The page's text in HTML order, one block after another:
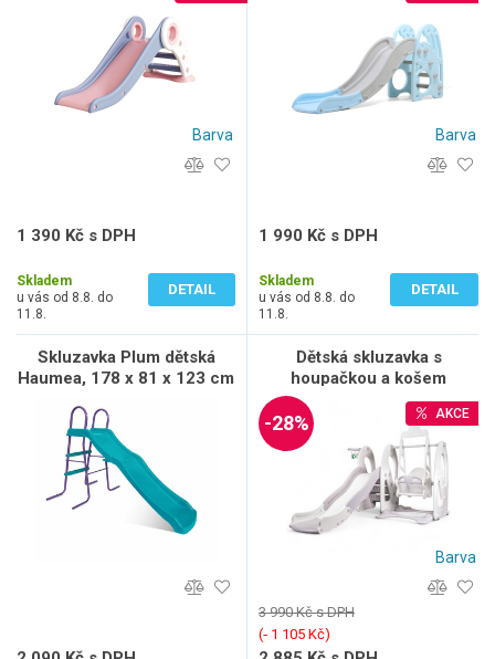
Barva
1 390 Kč s DPH
Skladem
u vás od 8.8. do
11.8.
DETAIL
Barva
1 990 Kč s DPH
Skladem
u vás od 8.8. do
11.8.
DETAIL
Skluzavka Plum dětská
Haumea, 178 x 81 x 123 cm
Dětská skluzavka s
houpačkou a košem
inSPORTline Nebelino
AKCE
-28%
Barva
3 990 Kč s DPH
(‐ 1 105 Kč)